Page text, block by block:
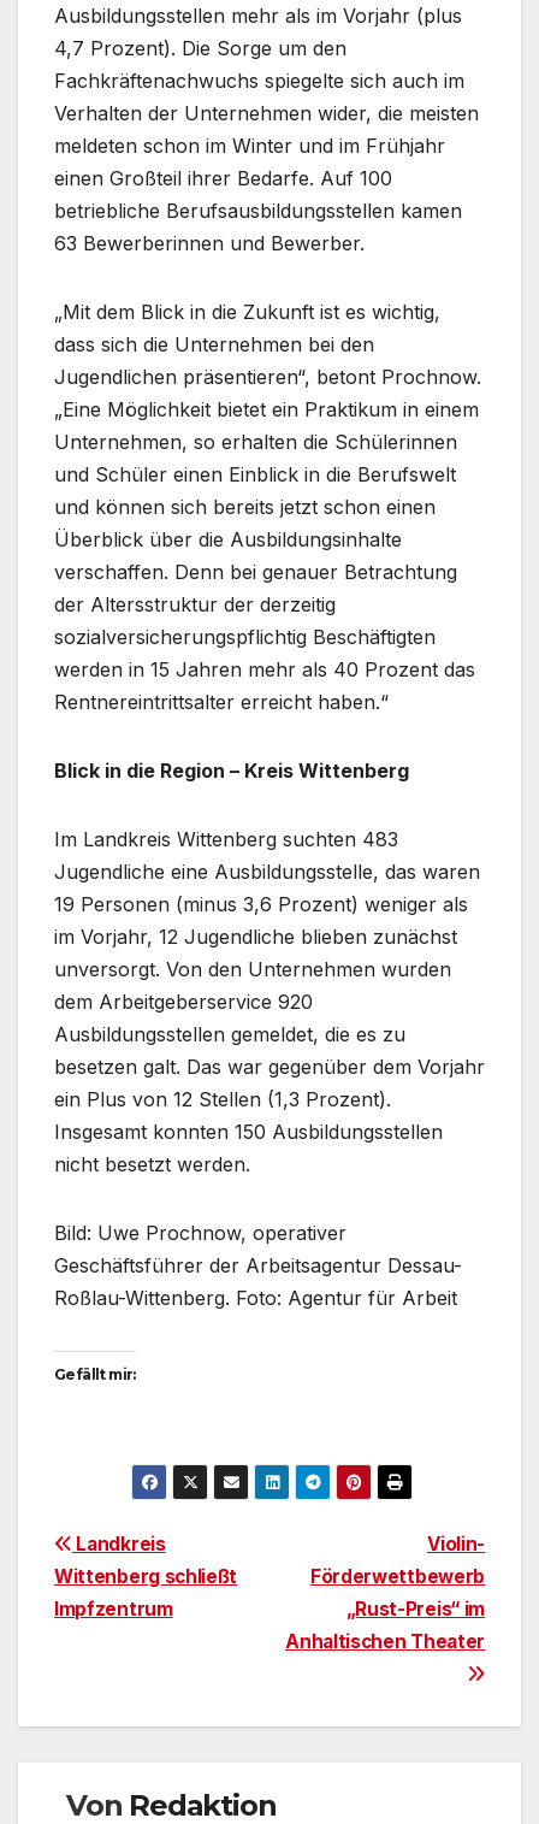
Ausbildungsstellen mehr als im Vorjahr (plus
4,7 Prozent). Die Sorge um den
Fachkräftenachwuchs spiegelte sich auch im
Verhalten der Unternehmen wider, die meisten
meldeten schon im Winter und im Frühjahr
einen Großteil ihrer Bedarfe. Auf 100
betriebliche Berufsausbildungsstellen kamen
63 Bewerberinnen und Bewerber.
„Mit dem Blick in die Zukunft ist es wichtig,
dass sich die Unternehmen bei den
Jugendlichen präsentieren“, betont Prochnow.
„Eine Möglichkeit bietet ein Praktikum in einem
Unternehmen, so erhalten die Schülerinnen
und Schüler einen Einblick in die Berufswelt
und können sich bereits jetzt schon einen
Überblick über die Ausbildungsinhalte
verschaffen. Denn bei genauer Betrachtung
der Altersstruktur der derzeitig
sozialversicherungspflichtig Beschäftigten
werden in 15 Jahren mehr als 40 Prozent das
Rentnereintrittsalter erreicht haben.“
Blick in die Region – Kreis Wittenberg
Im Landkreis Wittenberg suchten 483
Jugendliche eine Ausbildungsstelle, das waren
19 Personen (minus 3,6 Prozent) weniger als
im Vorjahr, 12 Jugendliche blieben zunächst
unversorgt. Von den Unternehmen wurden
dem Arbeitgeberservice 920
Ausbildungsstellen gemeldet, die es zu
besetzen galt. Das war gegenüber dem Vorjahr
ein Plus von 12 Stellen (1,3 Prozent).
Insgesamt konnten 150 Ausbildungsstellen
nicht besetzt werden.
Bild: Uwe Prochnow, operativer
Geschäftsführer der Arbeitsagentur Dessau-
Roßlau-Wittenberg. Foto: Agentur für Arbeit
Gefällt mir:
Beitragsnavigation
Violin-
Förderwettbewerb
„Rust-Preis“ im
Anhaltischen Theater
Landkreis
Wittenberg schließt
Impfzentrum
Von Redaktion